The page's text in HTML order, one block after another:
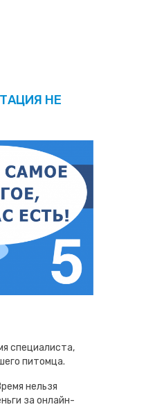
НЕ
специалиста,
питомца.
нельзя
за онлайн-